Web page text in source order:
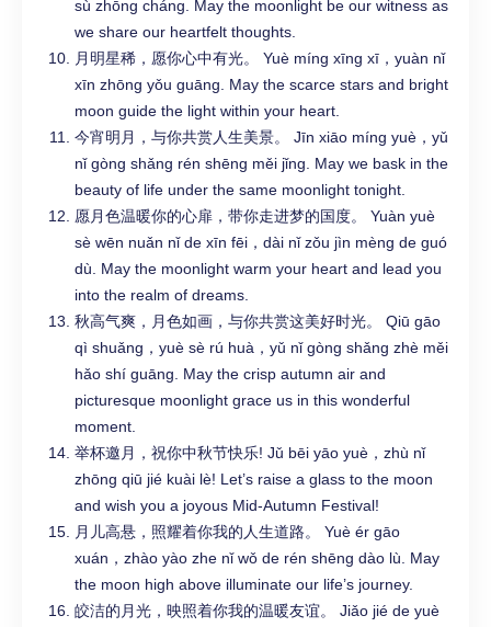
sù zhōng cháng. May the moonlight be our witness as
we share our heartfelt thoughts.
月明星稀，愿你心中有光。 Yuè míng xīng xī，yuàn nǐ
xīn zhōng yǒu guāng. May the scarce stars and bright
moon guide the light within your heart.
今宵明月，与你共赏人生美景。 Jīn xiāo míng yuè，yǔ
nǐ gòng shǎng rén shēng měi jǐng. May we bask in the
beauty of life under the same moonlight tonight.
愿月色温暖你的心扉，带你走进梦的国度。 Yuàn yuè
sè wēn nuǎn nǐ de xīn fēi，dài nǐ zǒu jìn mèng de guó
dù. May the moonlight warm your heart and lead you
into the realm of dreams.
秋高气爽，月色如画，与你共赏这美好时光。 Qiū gāo
qì shuǎng，yuè sè rú huà，yǔ nǐ gòng shǎng zhè měi
hǎo shí guāng. May the crisp autumn air and
picturesque moonlight grace us in this wonderful
moment.
举杯邀月，祝你中秋节快乐! Jǔ bēi yāo yuè，zhù nǐ
zhōng qiū jié kuài lè! Let’s raise a glass to the moon
and wish you a joyous Mid-Autumn Festival!
月儿高悬，照耀着你我的人生道路。 Yuè ér gāo
xuán，zhào yào zhe nǐ wǒ de rén shēng dào lù. May
the moon high above illuminate our life’s journey.
皎洁的月光，映照着你我的温暖友谊。 Jiǎo jié de yuè